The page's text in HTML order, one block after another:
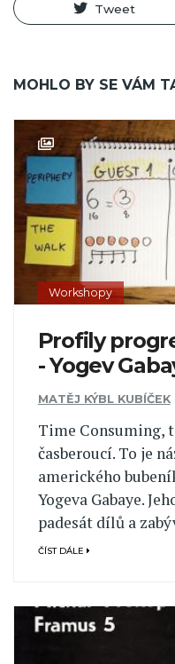
Tweet
MOHLO BY SE VÁM
Workshopy
Profily
- Yogev
MATĚJ KÝBL KUBÍČEK
Time Consuming,
časberoucí. To je
amerického
Yogeva Gabaye.
padesát dílů a
ČÍST DÁLE